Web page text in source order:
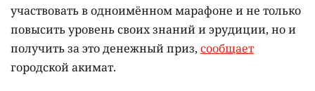
участвовать в одноимённом марафоне и не только
повысить уровень своих знаний и эрудиции, но и
получить за это денежный приз, сообщает
городской акимат.